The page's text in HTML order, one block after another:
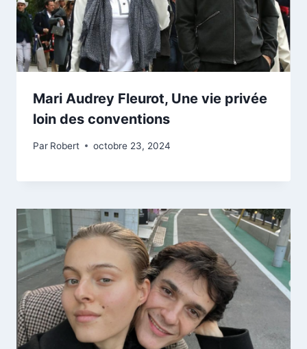
Mari Audrey Fleurot, Une vie privée
loin des conventions
Par Robert octobre 23, 2024